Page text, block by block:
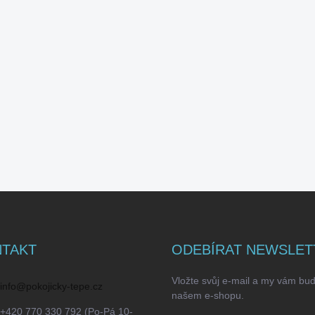
info@pokojicky-tepe.cz
+420 770 330 792 (Po-Pá 10-
ODEBÍRAT
Vložte svůj e-mail a my vám
našem e-shopu.